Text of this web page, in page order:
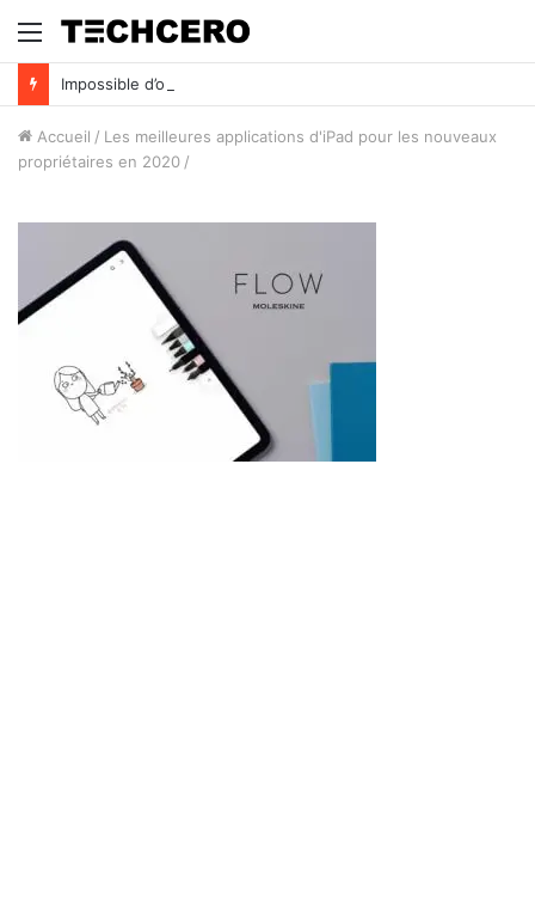
Menu
Impossible d’ouvrir un fichier Excel ? Voici 7 solutions !
Accueil / Les meilleures applications d'iPad pour les nouveaux
propriétaires en 2020 /